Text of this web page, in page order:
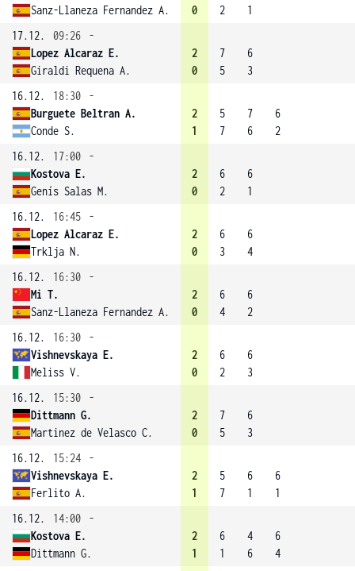
Sanz-Llaneza Fernandez A.
0
2
1
17.12.
09:26
-
Lopez Alcaraz E.
Giraldi Requena A.
2
0
7
5
6
3
16.12.
18:30
-
Burguete Beltran A.
Conde S.
2
1
5
7
7
6
6
2
16.12.
17:00
-
Kostova E.
Genís Salas M.
2
0
6
2
6
1
16.12.
16:45
-
Lopez Alcaraz E.
Trklja N.
2
0
6
3
6
4
16.12.
16:30
-
Mi T.
Sanz-Llaneza Fernandez A.
2
0
6
4
6
2
16.12.
16:30
-
Vishnevskaya E.
Meliss V.
2
0
6
2
6
3
16.12.
15:30
-
Dittmann G.
Martinez de Velasco C.
2
0
7
5
6
3
16.12.
15:24
-
Vishnevskaya E.
Ferlito A.
2
1
5
7
6
1
6
1
16.12.
14:00
-
Kostova E.
Dittmann G.
2
1
6
1
4
6
6
4